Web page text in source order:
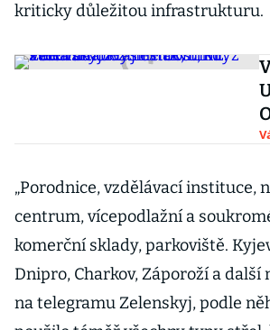
kriticky důležitou infrastrukturu.
„Porodnice, vzdělávací instituce,
centrum, vícepodlažní a
komerční sklady, parkoviště.
Dnipro, Charkov, Záporoží a další
na telegramu Zelenskyj, podle